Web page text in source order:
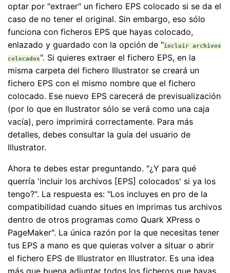
optar por "extraer" un fichero EPS colocado si se da el
caso de no tener el original. Sin embargo, eso sólo
funciona con ficheros EPS que hayas colocado,
enlazado y guardado con la opción de "incluir archivos
colocados". Si quieres extraer el fichero EPS, en la
misma carpeta del fichero Illustrator se creará un
fichero EPS con el mismo nombre que el fichero
colocado. Ese nuevo EPS carecerá de previsualización
(por lo que en Ilustrator sólo se verá como una caja
vacía), pero imprimirá correctamente. Para más
detalles, debes consultar la guía del usuario de
Illustrator.
Ahora te debes estar preguntando. "¿Y para qué
querría 'incluir los archivos [EPS] colocados' si ya los
tengo?". La respuesta es: "Los incluyes en pro de la
compatibilidad cuando situes en imprimas tus archivos
dentro de otros programas como Quark XPress o
PageMaker". La única razón por la que necesitas tener
tus EPS a mano es que quieras volver a situar o abrir
el fichero EPS de Illustrator en Illustrator. Es una idea